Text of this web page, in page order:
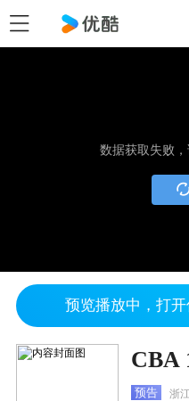
数据获取失败
预览播放中，打
预告 浙